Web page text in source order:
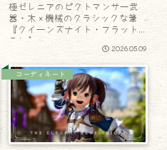
極ゼレニアのピクトマンサー武
器・木 × 機械のクラシックな筆
『クイーンズナイト・フラットブ
ラシ』
2026.05.09
コーディネート